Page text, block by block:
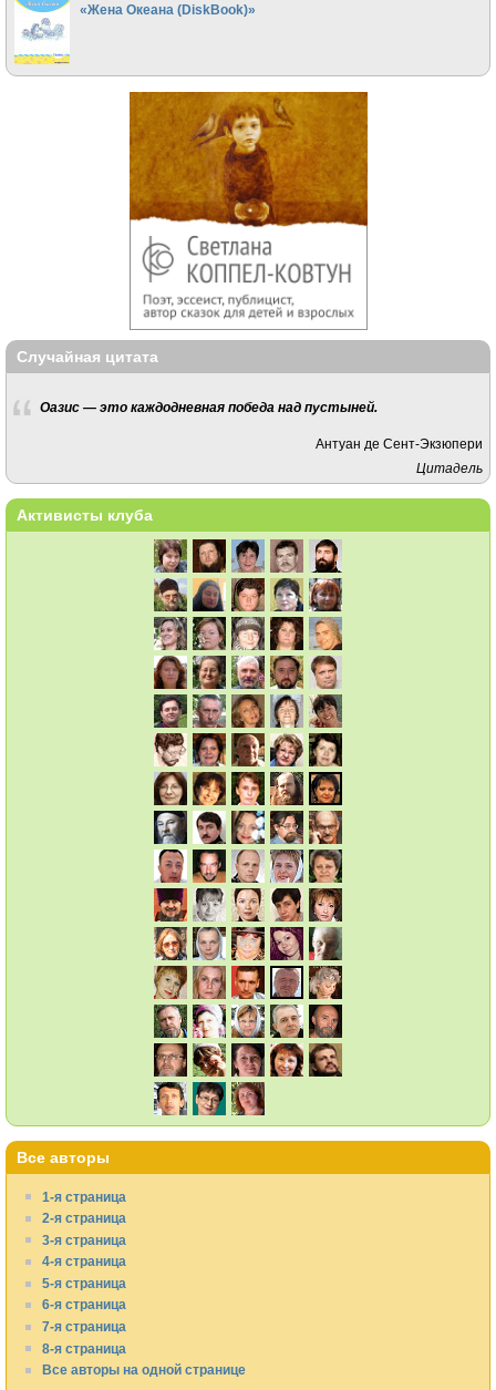
«Жена Океана (DiskBook)»
Случайная цитата
Оазис — это каждодневная победа над пустыней.
Антуан де Сент-Экзюпери
Цитадель
Активисты клуба
Все авторы
1-я страница
2-я страница
3-я страница
4-я страница
5-я страница
6-я страница
7-я страница
8-я страница
Все авторы на одной странице